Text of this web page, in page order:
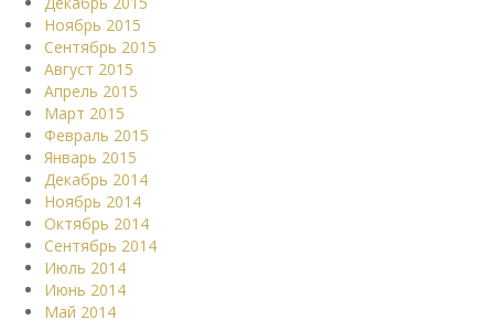
Ноябрь 2015
Сентябрь 2015
Август 2015
Апрель 2015
Март 2015
Февраль 2015
Январь 2015
Декабрь 2014
Ноябрь 2014
Октябрь 2014
Сентябрь 2014
Июль 2014
Июнь 2014
Май 2014